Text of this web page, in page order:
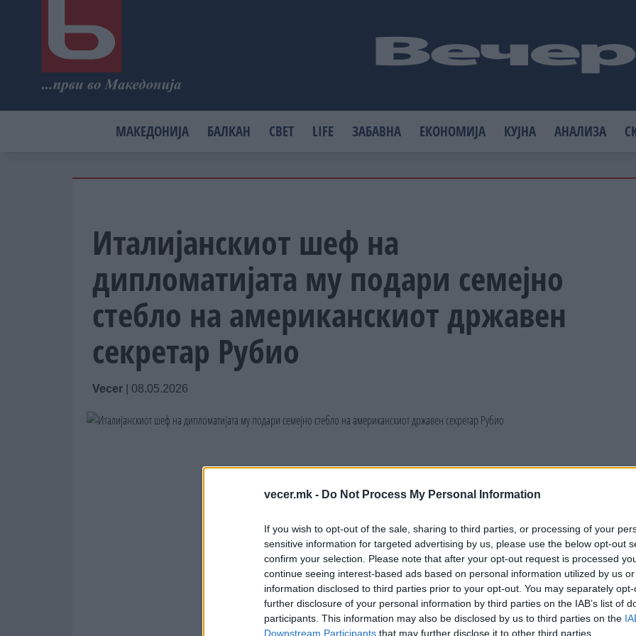
vecer.mk - Do Not Process My Personal Information
If you wish to opt-out of the sale, sharing to third parties, or processing of your
sensitive information for targeted advertising by us, please use the below opt-out
confirm your selection. Please note that after your opt-out request is processed
continue seeing interest-based ads based on personal information utilized by us
information disclosed to third parties prior to your opt-out. You may separately
further disclosure of your personal information by third parties on the IAB’s list of
participants. This information may also be disclosed by us to third parties on the
Downstream Participants that may further disclose it to other third parties.
МАКЕДОНИЈА БАЛКАН СВЕТ LIFE ЗАБАВНА ЕКОНОМИЈА КУЈНА АНАЛИЗА
Италијанскиот шеф на
дипломатијата му подари семејно
стебло на американскиот државен
секретар Рубио
Vecer 08.05.2026